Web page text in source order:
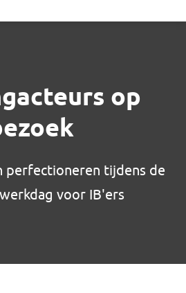
op
perfectioneren tijdens de
voor IB'ers